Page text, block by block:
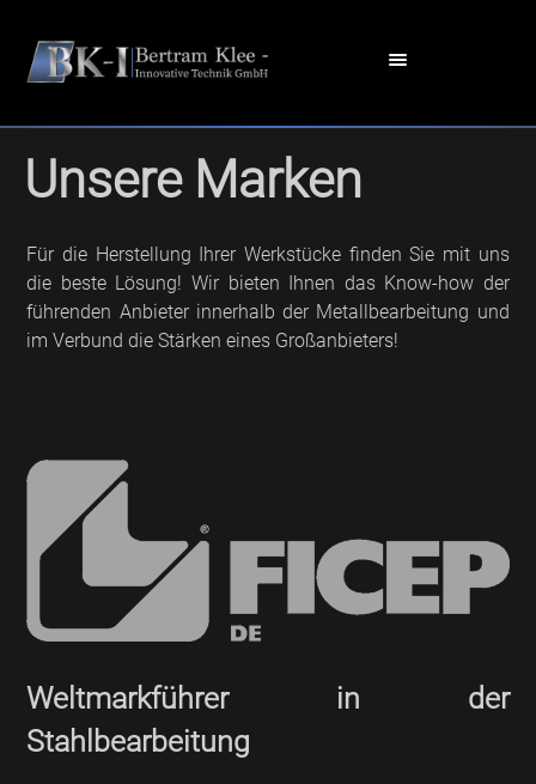
Unsere Marken
Für die Herstellung Ihrer Werkstücke finden Sie mit uns
die beste Lösung! Wir bieten Ihnen das Know-how der
führenden Anbieter innerhalb der Metallbearbeitung und
im Verbund die Stärken eines Großanbieters!
Weltmarkführer in der
Stahlbearbeitung